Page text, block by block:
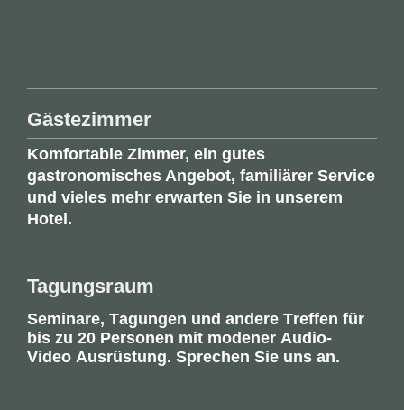
Gästezimmer
Komfortable Zimmer, ein gutes
gastronomisches Angebot, familiärer Service
und vieles mehr erwarten Sie in unserem
Hotel.
Tagungsraum
Seminare, Tagungen und andere Treffen für
bis zu 20 Personen mit modener Audio-
Video Ausrüstung. Sprechen Sie uns an.